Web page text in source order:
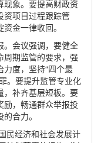
现象。要提高财政资
资项目过程跟踪管
金一律收回。
。会议强调，要健全
周期监管的要求，强
度，坚持“四个最
。要提升监管专业化
，补齐基层短板。要
励，畅通群众举报投
合力。
民经济和社会发展计